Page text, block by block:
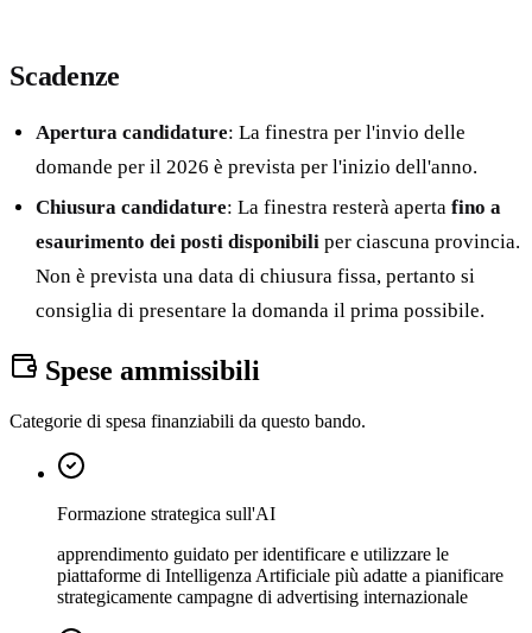
Scadenze
Apertura candidature: La finestra per l'invio delle
domande per il 2026 è prevista per l'inizio dell'anno.
Chiusura candidature: La finestra resterà apertafino a
esaurimento dei posti disponibili per ciascuna provincia.
Non è prevista una data di chiusura fissa, pertanto si
consiglia di presentare la domanda il prima possibile.
Spese ammissibili
Categorie di spesa finanziabili da questo bando.
Formazione strategica sull'AI
apprendimento guidato per identificare e utilizzare le
piattaforme di Intelligenza Artificiale più adatte a pianificare
strategicamente campagne di advertising internazionale